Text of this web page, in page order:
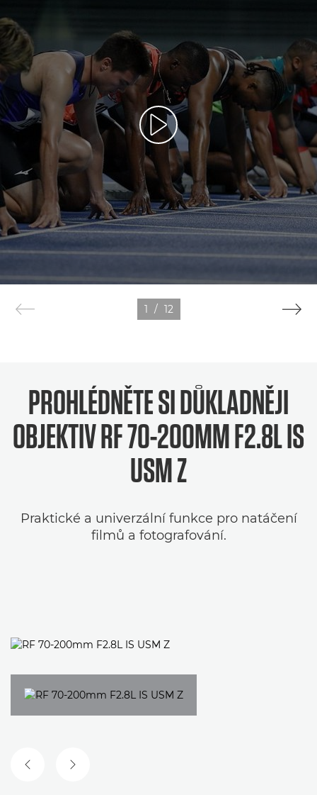
1 / 12
PROHLÉDNĚTE SI DŮKLADNĚJI
OBJEKTIV RF 70-200MM F2.8L IS
USM Z
Praktické a univerzální funkce pro natáčení
filmů a fotografování.
PŘEDCHOZÍ SNÍMEK
DALŠÍ SNÍMEK